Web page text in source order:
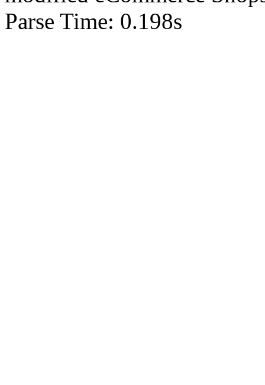
Parse Time: 0.198s